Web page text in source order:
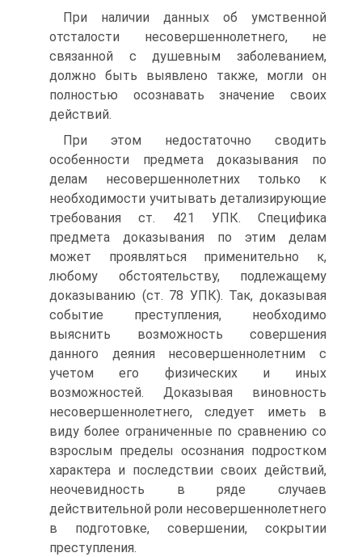
При наличии данных об умственной
отсталости несовершеннолетнего, не
связанной с душевным заболеванием,
должно быть выявлено также, могли он
полностью осознавать значение своих
действий.
При этом недостаточно сводить
особенности предмета доказывания по
делам несовершеннолетних только к
необходимости учитывать детализирующие
требования ст. 421 УПК. Специфика
предмета доказывания по этим делам
может проявляться применительно к,
любому обстоятельству, подлежащему
доказыванию (ст. 78 УПК). Так, доказывая
событие преступления, необходимо
выяснить возможность совершения
данного деяния несовершеннолетним с
учетом его физических и иных
возможностей. Доказывая виновность
несовершеннолетнего, следует иметь в
виду более ограниченные по сравнению со
взрослым пределы осознания подростком
характера и последствии своих действий,
неочевидность в ряде случаев
действительной роли несовершеннолетнего
в подготовке, совершении, сокрытии
преступления.